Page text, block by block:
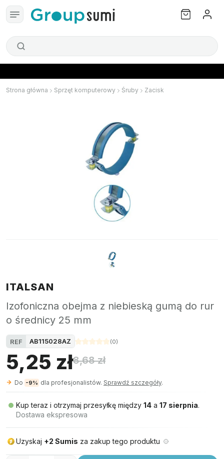
Strona główna Sprzęt komputerowy Śruby Zacisk
ITALSAN
Izofoniczna obejma z niebieską gumą do rur
o średnicy 25 mm
REF AB115028AZ (0)
5,25 zł8,68 zł
Do -9% dla profesjonalistów. Sprawdź szczegóły.
Kup teraz i otrzymaj przesyłkę między 14 a 17 sierpnia.
Dostawa ekspresowa
Uzyskaj +2 Sumis za zakup tego produktu